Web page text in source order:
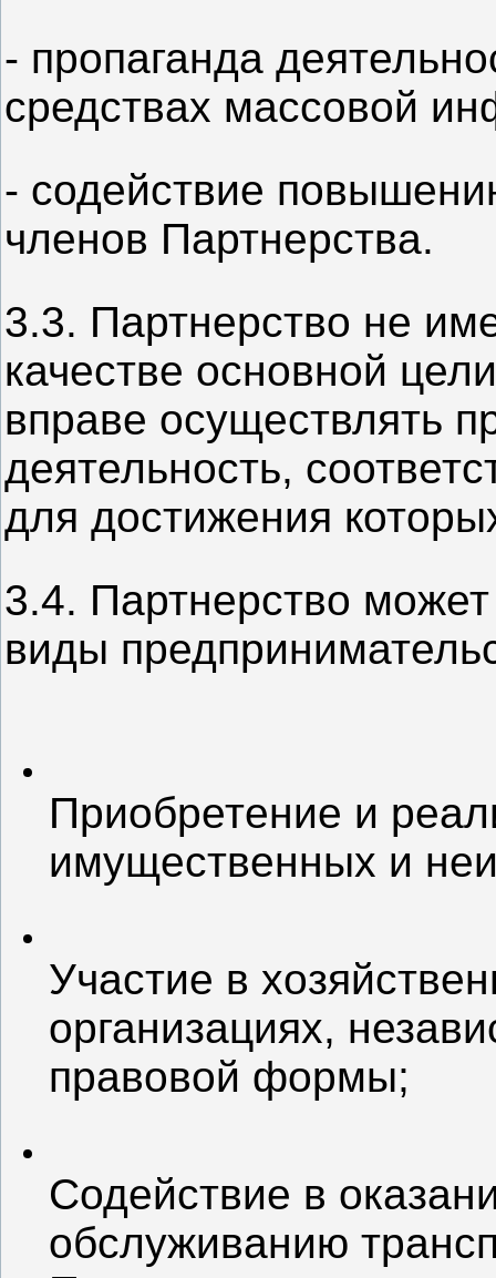
- пропаганда
средствах массовой
- содействие
членов Партнерства.
3.3. Партнерство не
качестве основной
вправе осуществлять
деятельность,
для достижения
3.4. Партнерство
виды
Приобретение и
имущественных и
Участие в
организациях,
правовой формы;
Содействие в
обслуживанию